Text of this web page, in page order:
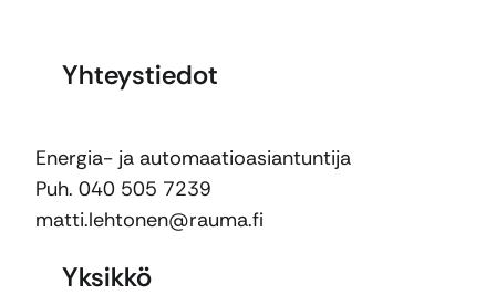
Yhteystiedot
Energia- ja automaatioasiantuntija
Puh. 040 505 7239
matti.lehtonen@rauma.fi
Yksikkö